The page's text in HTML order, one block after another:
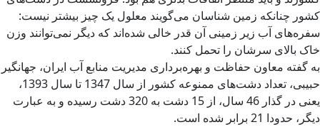
کشور چنانکه زمین شناسان می‌گویند معلول یک چیز بیشتر نیست:
سفره‌های آب زیر زمینی آن قدر خالی شده‌اند که دیگر نمی‌توانند وزن
خاک بالای سرشان را تحمل کنند.
به گفته معاون حفاظت و بهره‌برداری مدیریت منابع آب ایران، جهانگیر
حبیبی، تعداد دشت‌های ممنوعه کشور از سال 1347 تا سال 1393،
یعنی در گذار 46 سال، از 15 دشت به 320 دشت رسیده و به عبارت
دیگر، حدودا 21 برابر شده است.